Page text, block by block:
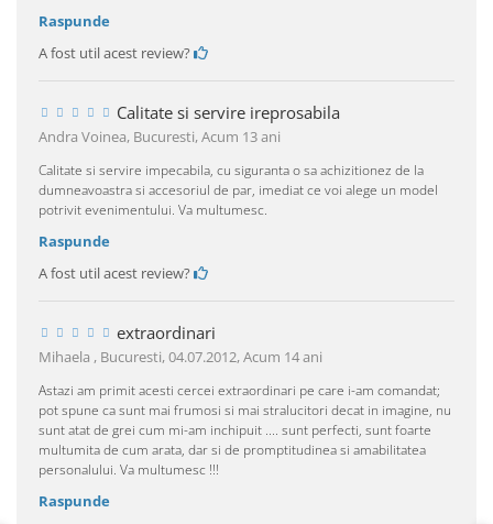
Raspunde
A fost util acest review?
Calitate si servire ireprosabila
Andra Voinea, Bucuresti,Acum 13 ani
Calitate si servire impecabila, cu siguranta o sa achizitionez de la
dumneavoastra si accesoriul de par, imediat ce voi alege un model
potrivit evenimentului. Va multumesc.
Raspunde
A fost util acest review?
extraordinari
Mihaela , Bucuresti, 04.07.2012,Acum 14 ani
Astazi am primit acesti cercei extraordinari pe care i-am comandat;
pot spune ca sunt mai frumosi si mai stralucitori decat in imagine, nu
sunt atat de grei cum mi-am inchipuit .... sunt perfecti, sunt foarte
multumita de cum arata, dar si de promptitudinea si amabilitatea
personalului. Va multumesc !!!
Raspunde